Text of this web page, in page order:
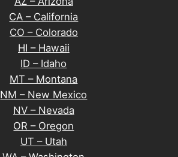
CA – California
CO – Colorado
HI – Hawaii
ID – Idaho
MT – Montana
NM – New Mexico
NV – Nevada
OR – Oregon
UT – Utah